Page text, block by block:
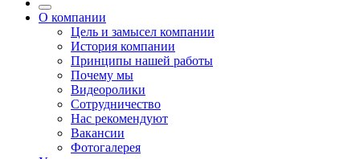
О компании
Цель и замысел компании
История компании
Принципы нашей работы
Почему мы
Видеоролики
Сотрудничество
Нас рекомендуют
Вакансии
Фотогалерея